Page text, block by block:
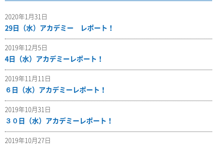
2020年1月31日
29日（水）アカデミー レポート！
2019年12月5日
4日（水）アカデミーレポート！
2019年11月11日
６日（水）アカデミーレポート！
2019年10月31日
３０日（水）アカデミーレポート！
2019年10月27日